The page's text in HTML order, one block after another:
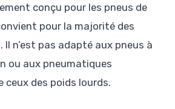
conçu pour les pneus de
pour la majorité des
Il n’est pas adapté aux pneus à
ou aux pneumatiques
ceux des poids lourds.